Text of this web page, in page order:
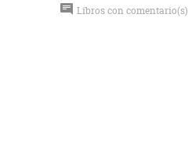
Libros con comentario(s)